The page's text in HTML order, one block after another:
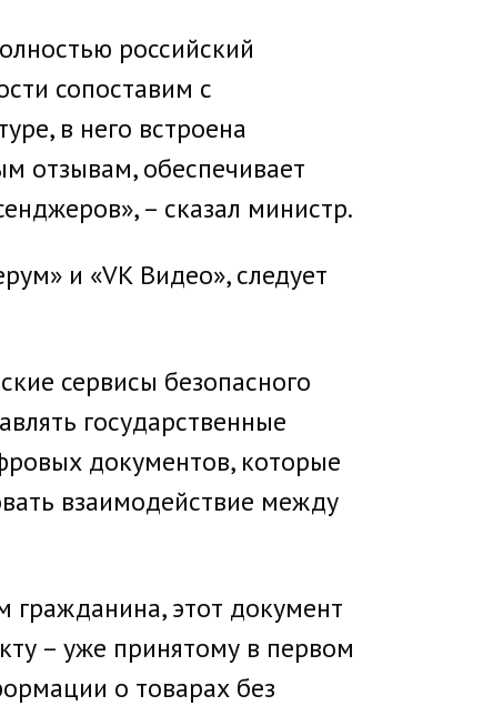
российский
сопоставим с
в него встроена
отзывам, обеспечивает
– сказал министр.
и «VK Видео», следует
сервисы безопасного
государственные
документов, которые
взаимодействие между
этот документ
– уже принятому в первом
о товарах без